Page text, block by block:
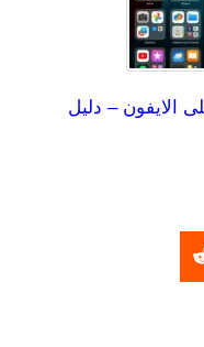
الايفون – دليل